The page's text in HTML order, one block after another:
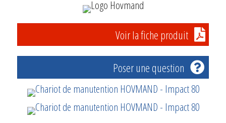
Voir la fiche produit
Poser une question